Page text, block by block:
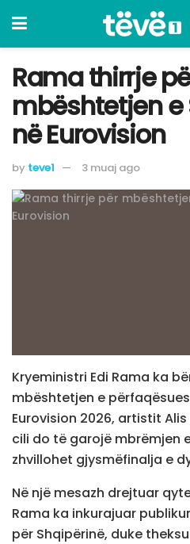
Rama thirrje
mbështetjen e
në Eurovision
by teve1 3 muaj ago
Kryeministri Edi Rama ka
mbështetjen e
Eurovision 2026, artistit Alis
cili do të garojë mbrëmjen
zhvillohet gjysmëfinalja e
Në një mesazh drejtuar
Rama ka inkurajuar
për Shqipërinë, duke